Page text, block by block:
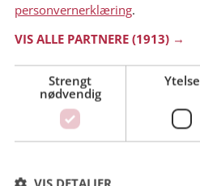
personvernerklæring.
VIS ALLE PARTNERE (1913) →
Strengt
nødvendig
Ytelse
VIS DETALJER